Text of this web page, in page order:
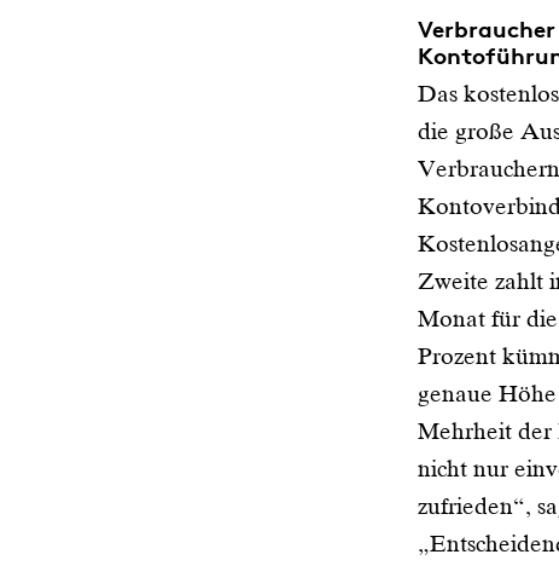
Das
die große
Zweite zahlt
Monat für
Prozent
genaue
Mehrheit der
nicht nur
zufrieden“,